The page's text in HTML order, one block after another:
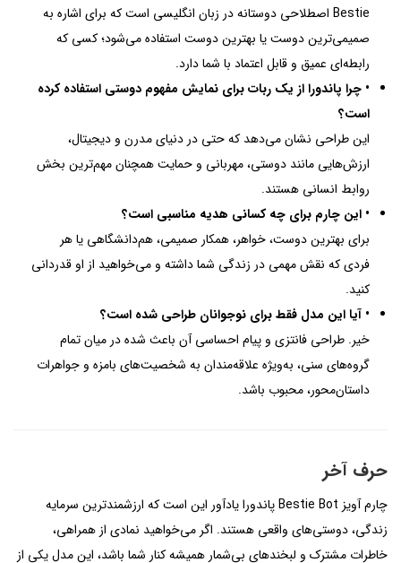
Bestie اصطلاحی دوستانه در زبان انگلیسی است که برای اشاره به
صمیمی‌ترین دوست یا بهترین دوست استفاده می‌شود؛ کسی که
رابطه‌ای عمیق و قابل اعتماد با شما دارد.
• چرا پاندورا از یک ربات برای نمایش مفهوم دوستی استفاده کرده
است؟
این طراحی نشان می‌دهد که حتی در دنیای مدرن و دیجیتال،
ارزش‌هایی مانند دوستی، مهربانی و حمایت همچنان مهم‌ترین بخش
روابط انسانی هستند.
• این چارم برای چه کسانی هدیه مناسبی است؟
برای بهترین دوست، خواهر، همکار صمیمی، هم‌دانشگاهی یا هر
فردی که نقش مهمی در زندگی شما داشته و می‌خواهید از او قدردانی
کنید.
• آیا این مدل فقط برای نوجوانان طراحی شده است؟
خیر. طراحی فانتزی و پیام احساسی آن باعث شده در میان تمام
گروه‌های سنی، به‌ویژه علاقه‌مندان به شخصیت‌های بامزه و جواهرات
داستان‌محور، محبوب باشد.
حرف آخر
چارم آویز Bestie Bot پاندورا یادآور این است که ارزشمندترین سرمایه
زندگی، دوستی‌های واقعی هستند. اگر می‌خواهید نمادی از همراهی،
خاطرات مشترک و لبخندهای بی‌شمار همیشه کنار شما باشد، این مدل یکی از